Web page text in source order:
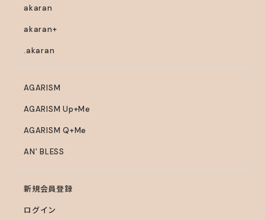
エキス、チャ葉エキス、o-シメン-5-オール、ライム果
ガム、エタノール、EDTA-2Na、PPG-4セテス-20、乳酸
Na、安息香酸Na、香料、赤227、橙205、カラメル
akaran
akaran+
.akaran
AGARISM
AGARISM Up+Me
AGARISM Q+Me
AN' BLESS
新規会員登録
ログイン